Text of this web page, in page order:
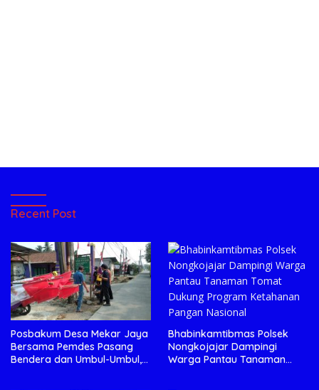
Recent Post
Posbakum Desa Mekar Jaya
Bersama Pemdes Pasang
Bendera dan Umbul-Umbul,
Bhabinkamtibmas Polsek
Nongkojajar Dampingi
Warga Pantau Tanaman